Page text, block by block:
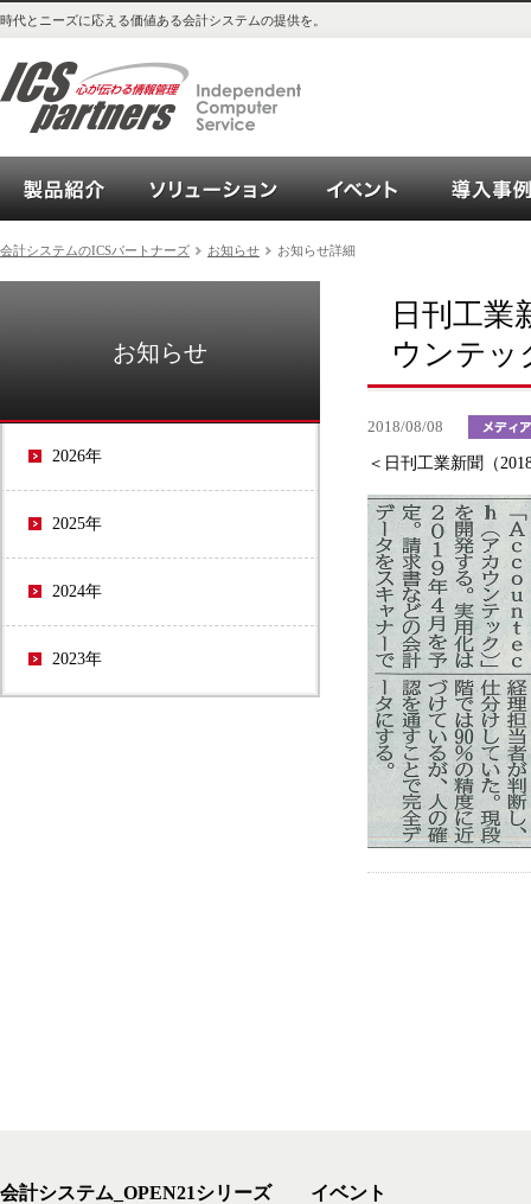
時代とニーズに応える価値ある会計システムの提供を。
会計システム_OPEN21シリーズご紹介
ソリューション イベント
会計システムのICSパートナーズ お知らせ お知らせ詳細
お知らせ
2026年
2025年
2024年
2023年
日刊工
ウンテッ
2018/08/08
＜日刊工業新聞（
会計システム_OPEN21シリーズ
イベント